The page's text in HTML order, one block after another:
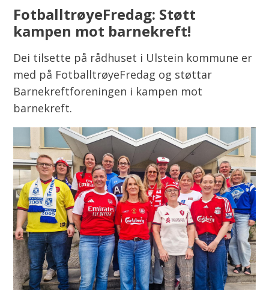
k
o
m
m
u
n
FotballtrøyeFredag: Støtt
kampen mot barnekreft!
Dei tilsette på rådhuset i Ulstein kommune er
med på FotballtrøyeFredag og støttar
Barnekreftforeningen i kampen mot
barnekreft.